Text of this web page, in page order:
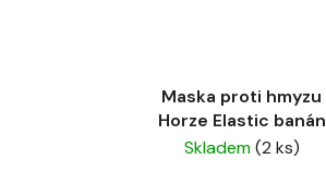
Maska proti hmyzu
Horze Elastic banán
Skladem(2 ks)